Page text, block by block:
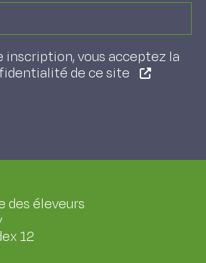
inscription, vous acceptez la
de ce site
des éleveurs
12